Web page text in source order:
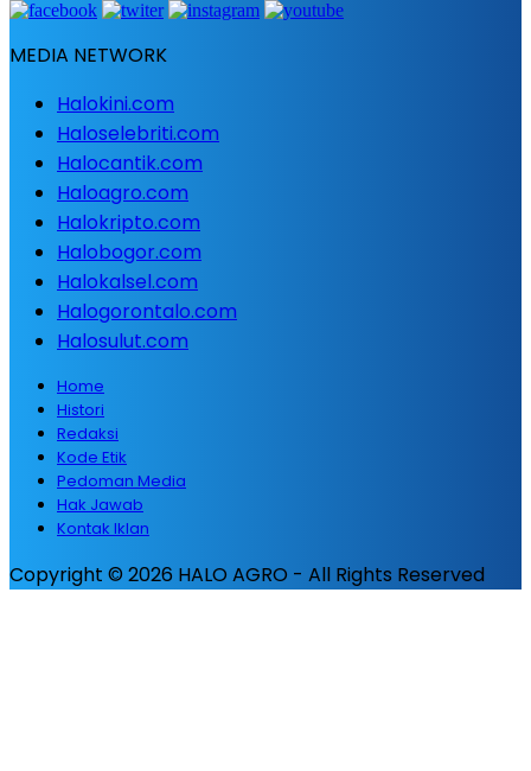
MEDIA NETWORK
Halokini.com
Haloselebriti.com
Halocantik.com
Haloagro.com
Halokripto.com
Halobogor.com
Halokalsel.com
Halogorontalo.com
Halosulut.com
Home
Histori
Redaksi
Kode Etik
Pedoman Media
Hak Jawab
Kontak Iklan
Copyright © 2026 HALO AGRO - All Rights Reserved